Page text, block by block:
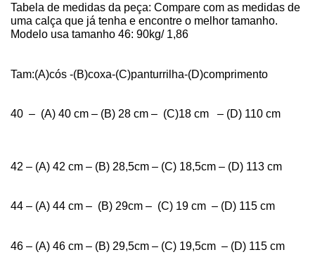
Tabela de medidas da peça: Compare com as medidas de
uma calça que já tenha e encontre o melhor tamanho.
Modelo usa tamanho 46: 90kg/ 1,86
Tam:(A)cós -(B)coxa-(C)panturrilha-(D)comprimento
40 – (A) 40 cm – (B) 28 cm – (C)18 cm – (D) 110 cm
42 – (A) 42 cm – (B) 28,5cm – (C) 18,5cm – (D) 113 cm
44 – (A) 44 cm – (B) 29cm – (C) 19 cm – (D) 115 cm
46 – (A) 46 cm – (B) 29,5cm – (C) 19,5cm – (D) 115 cm